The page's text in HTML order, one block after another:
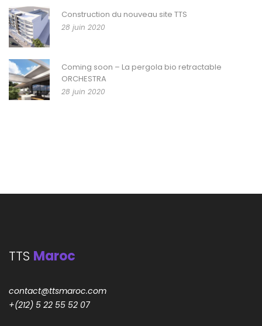
Construction du nouveau site TTS
28 juin 2020
Coming soon – La pergola bio retractable
ORCHESTRA
28 juin 2020
TTS Maroc
contact@ttsmaroc.com
+(212) 5 22 55 52 07